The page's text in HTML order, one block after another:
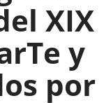
XIX
y
por